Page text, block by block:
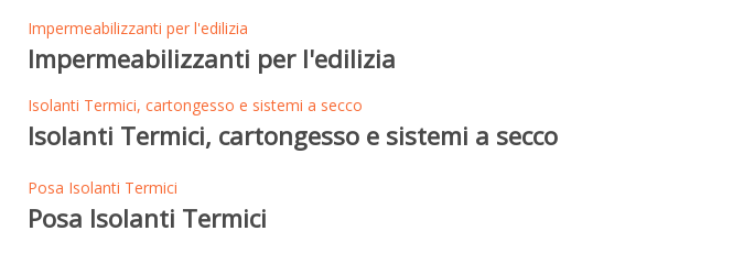
Impermeabilizzanti per l'edilizia
Impermeabilizzanti per l'edilizia
Isolanti Termici, cartongesso e sistemi a secco
Isolanti Termici, cartongesso e sistemi a secco
Posa Isolanti Termici
Posa Isolanti Termici